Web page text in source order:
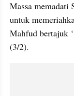
Massa memadati
untuk
Mahfud bertajuk
(3/2).